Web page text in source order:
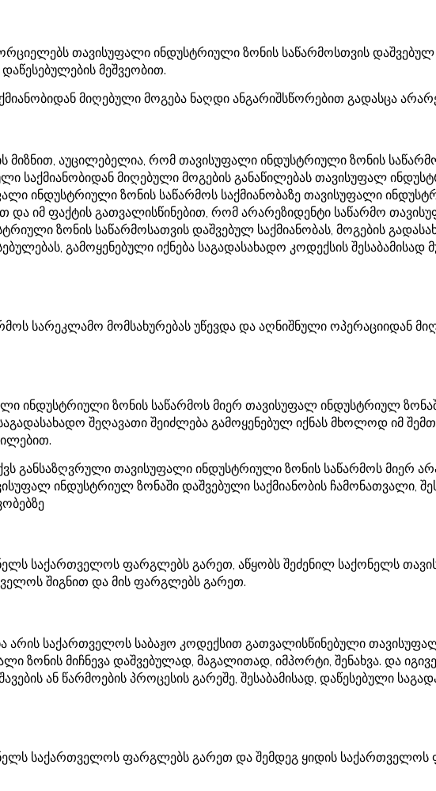
თავისუფალი ინდუსტრიული ზონის საწარმოსთვის დაშვებულ
მეშვეობით.
მიღებული მოგება ნაღდი ანგარიშსწორებით გადასცა
მიზნით, აუცილებელია, რომ თავისუფალი ინდუსტრიული ზონის
საქმიანობიდან მიღებული მოგების განაწილებას თავისუფალ
ინდუსტრიული ზონის საწარმოს საქმიანობაზე თავისუფალი
და იმ ფაქტის გათვალისწინებით, რომ არარეზიდენტი საწარმო
ზონის საწარმოსათვის დაშვებულ საქმიანობას, მოგების
გამოყენებული იქნება საგადასახადო კოდექსის შესაბამისად
სარეკლამო მომსახურებას უწევდა და აღნიშნული ოპერაციიდან
ინდუსტრიული ზონის საწარმოს მიერ თავისუფალ ინდუსტრიულ
შეღავათი შეიძლება გამოყენებულ იქნას მხოლოდ იმ
განსაზღვრული თავისუფალი ინდუსტრიული ზონის საწარმოს მიერ
ინდუსტრიულ ზონაში დაშვებული საქმიანობის ჩამონათვალი,
საქართველოს ფარგლებს გარეთ, აწყობს შეძენილ საქონელს
შიგნით და მის ფარგლებს გარეთ.
არის საქართველოს საბაჟო კოდექსით გათვალისწინებული
ზონის მიჩნევა დაშვებულად, მაგალითად, იმპორტი, შენახვა. და
ან წარმოების პროცესის გარეშე, შესაბამისად, დაწესებული
საქართველოს ფარგლებს გარეთ და შემდეგ ყიდის